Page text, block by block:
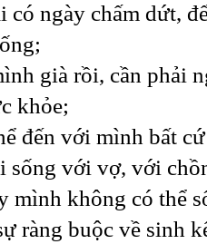
ngày chấm dứt,
già rồi, cần phải
khỏe;
đến với mình bất
với vợ, với
mình không có thể
ràng buộc về sinh